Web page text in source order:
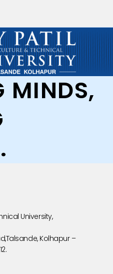
MINDS,
University,
Kolhapur –